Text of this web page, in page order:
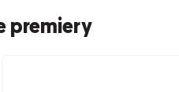
premiery